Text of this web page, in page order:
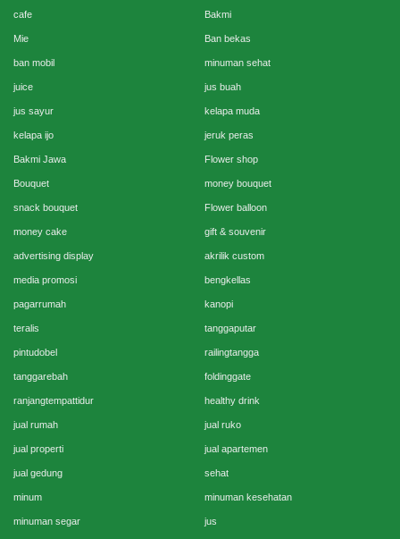
cafe Bakmi
Mie Ban bekas
ban mobil minuman sehat
juice jus buah
jus sayur kelapa muda
kelapa ijo jeruk peras
Bakmi Jawa Flower shop
Bouquet money bouquet
snack bouquet Flower balloon
money cake gift & souvenir
advertising display akrilik custom
media promosi bengkellas
pagarrumah kanopi
teralis tanggaputar
pintudobel railingtangga
tanggarebah foldinggate
ranjangtempattidur healthy drink
jual rumah jual ruko
jual properti jual apartemen
jual gedung sehat
minum minuman kesehatan
minuman segar jus